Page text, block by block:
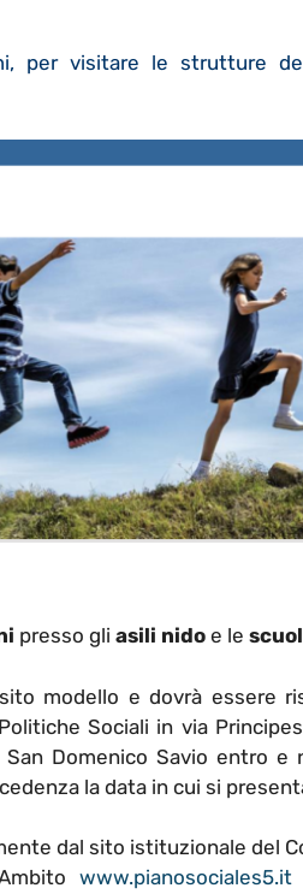
per visitare le strutture
presso gli asili nido e le
modello e dovrà essere
Sociali in via
Domenico Savio entro
la data in cui si
dal sito istituzionale del
www.pianosociales5.it